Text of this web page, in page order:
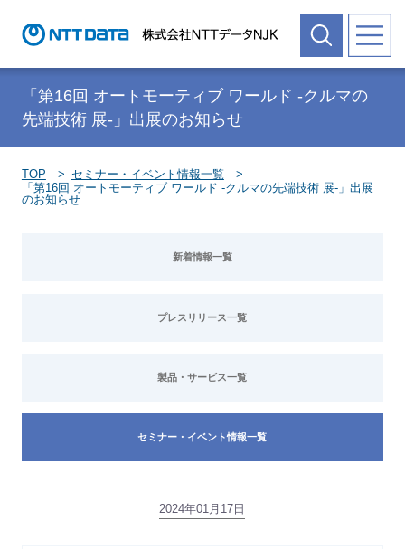
「第16回 オートモーティブ ワールド -クルマの
先端技術 展-」出展のお知らせ
TOP
セミナー・イベント情報一覧
「第16回 オートモーティブ ワールド -クルマの先端技術 展-」出展
のお知らせ
新着情報一覧
プレスリリース一覧
製品・サービス一覧
セミナー・イベント情報一覧
2024年01月17日